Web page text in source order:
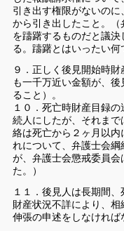
引き出す権限がないの
から引き出したこと。
を躊躇するものだと議
る。躊躇とはいったい何
９．正しく後見開始時
も一千万近い金額が、
ること）。
１０．死亡時財産目録
続人にしたが、それま
絡は死亡から２ヶ月以内
れについて、弁護士会
が、弁護士会懲戒委員
た。）
１１．後見人は長期間、
財産状況不詳により、
伸張の申述をしなければ